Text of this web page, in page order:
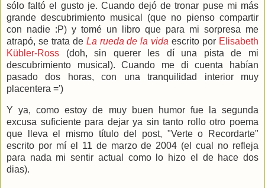
sólo faltó el gusto je. Cuando dejó de tronar puse mi más
grande descubrimiento musical (que no pienso compartir
con nadie :P) y tomé un libro que para mi sorpresa me
atrapó, se trata de La rueda de la vida escrito por Elisabeth
Kübler-Ross (doh, sin querer les dí una pista de mi
descubrimiento musical). Cuando me di cuenta habían
pasado dos horas, con una tranquilidad interior muy
placentera =')
Y ya, como estoy de muy buen humor fue la segunda
excusa suficiente para dejar ya sin tanto rollo otro poema
que lleva el mismo título del post, "Verte o Recordarte"
escrito por mí el 11 de marzo de 2004 (el cual no refleja
para nada mi sentir actual como lo hizo el de hace dos
dias).